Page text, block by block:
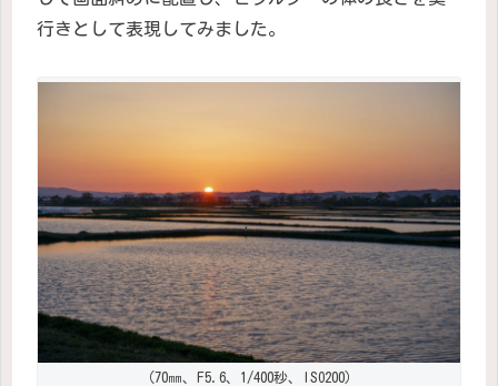
行きとして表現してみました。
（70㎜、F5.6、1/400秒、ISO200）